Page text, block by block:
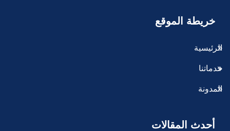
خريطة الموقع
الرئيسية
خدماتنا
المدونة
أحدث المقالات